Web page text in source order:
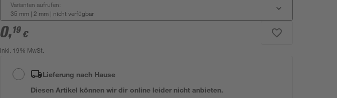
Varianten aufrufen:
35 mm | 2 mm | nicht verfügbar
0,19 €
inkl. 19% MwSt.
Lieferung nach Hause
Diesen Artikel können wir dir online leider nicht anbieten.